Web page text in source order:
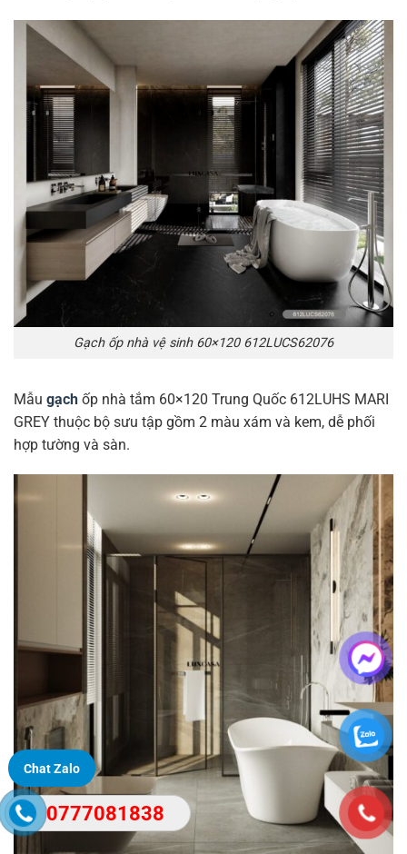
Gạch ốp nhà vệ sinh 60×120 612LUCS62076
Mẫu gạch ốp nhà tắm 60×120 Trung Quốc 612LUHS MARI
GREY thuộc bộ sưu tập gồm 2 màu xám và kem, dễ phối
hợp tường và sàn.
Chat Zalo
0777081838